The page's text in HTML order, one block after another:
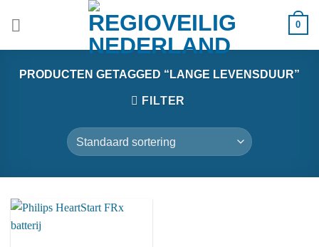
0
PRODUCTEN GETAGGED “LANGE LEVENSDUUR”
FILTER